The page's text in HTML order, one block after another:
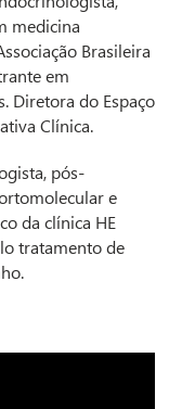
medicina
Brasileira
em
Diretora do Espaço
Clínica.
pós-
e
da clínica HE
tratamento de